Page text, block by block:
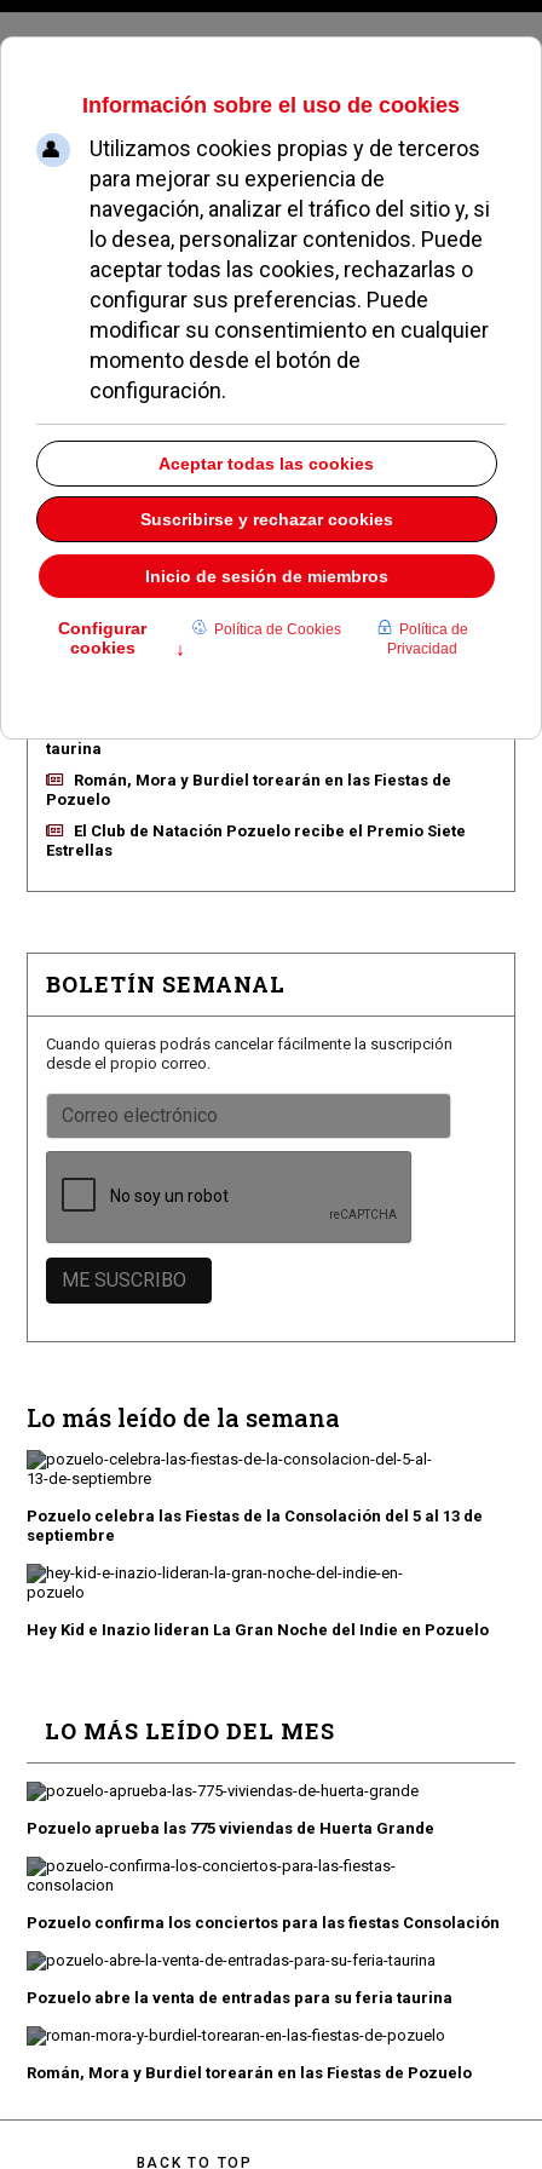
Sábado, 08 de agosto de 2026
Toga Comunicación
Dirección: C/ Costanilla del Olivar 1 Ático
Pozuelo de Alarcón
Madrid
28223
Teléfono: 902877444
Descargar la información como:
EN PORTADA
Pozuelo aprueba las 775 viviendas de Huerta Grande
taurina
Román, Mora y Burdiel torearán en las Fiestas de
Pozuelo
El Club de Natación Pozuelo recibe el Premio Siete
Estrellas
BOLETÍN SEMANAL
Cuando quieras podrás cancelar fácilmente la suscripción
desde el propio correo.
Lo más leído de la semana
Pozuelo celebra las Fiestas de la Consolación del 5 al 13 de
septiembre
Hey Kid e Inazio lideran La Gran Noche del Indie en Pozuelo
LO MÁS LEÍDO DEL MES
Pozuelo aprueba las 775 viviendas de Huerta Grande
Pozuelo confirma los conciertos para las fiestas Consolación
Pozuelo abre la venta de entradas para su feria taurina
Román, Mora y Burdiel torearán en las Fiestas de Pozuelo
BACK TO TOP